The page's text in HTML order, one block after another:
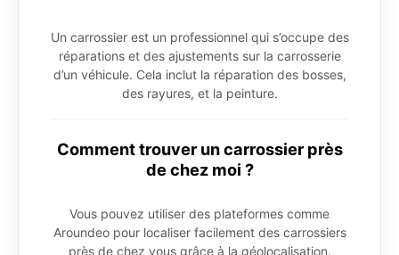
Un carrossier est un professionnel qui s’occupe des
réparations et des ajustements sur la carrosserie
d’un véhicule. Cela inclut la réparation des bosses,
des rayures, et la peinture.
Comment trouver un carrossier près
de chez moi ?
Vous pouvez utiliser des plateformes comme
Aroundeo pour localiser facilement des carrossiers
près de chez vous grâce à la géolocalisation.